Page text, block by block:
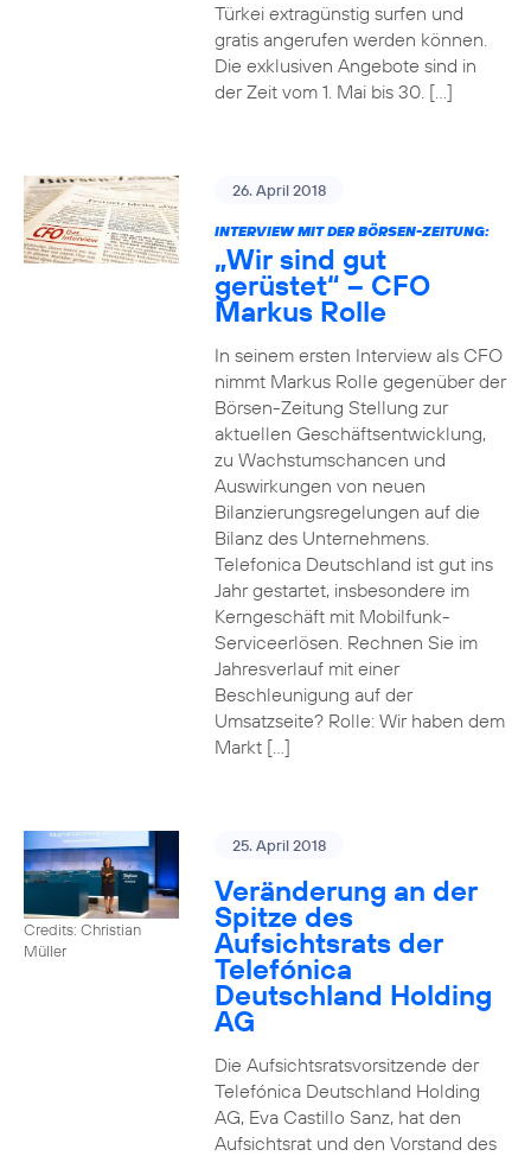
Türkei extragünstig surfen und
gratis angerufen werden können.
Die exklusiven Angebote sind in
der Zeit vom 1. Mai bis 30. […]
26. April 2018
INTERVIEW MIT DER BÖRSEN-ZEITUNG:
„Wir sind gut
gerüstet“ – CFO
Markus Rolle
In seinem ersten Interview als CFO
nimmt Markus Rolle gegenüber der
Börsen-Zeitung Stellung zur
aktuellen Geschäftsentwicklung,
zu Wachstumschancen und
Auswirkungen von neuen
Bilanzierungsregelungen auf die
Bilanz des Unternehmens.
Telefonica Deutschland ist gut ins
Jahr gestartet, insbesondere im
Kerngeschäft mit Mobilfunk-
Serviceerlösen. Rechnen Sie im
Jahresverlauf mit einer
Beschleunigung auf der
Umsatzseite? Rolle: Wir haben dem
Markt […]
Credits: Christian
Müller
25. April 2018
Veränderung an der
Spitze des
Aufsichtsrats der
Telefónica
Deutschland Holding
AG
Die Aufsichtsratsvorsitzende der
Telefónica Deutschland Holding
AG, Eva Castillo Sanz, hat den
Aufsichtsrat und den Vorstand des